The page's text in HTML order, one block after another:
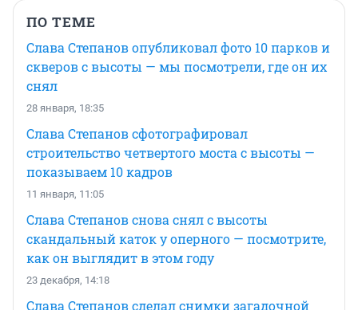
ПО ТЕМЕ
Слава Степанов опубликовал фото 10 парков и
скверов с высоты — мы посмотрели, где он их
снял
28 января, 18:35
Слава Степанов сфотографировал
строительство четвертого моста с высоты —
показываем 10 кадров
11 января, 11:05
Слава Степанов снова снял с высоты
скандальный каток у оперного — посмотрите,
как он выглядит в этом году
23 декабря, 14:18
Слава Степанов сделал снимки загадочной